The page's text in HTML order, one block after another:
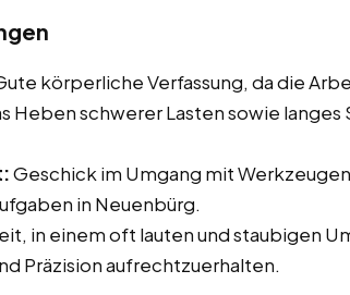
körperliche Verfassung, da die
Heben schwerer Lasten sowie langes
Geschick im Umgang mit
in Neuenbürg.
in einem oft lauten und staubigen
Präzision aufrechtzuerhalten.